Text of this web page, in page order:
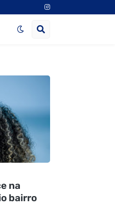
na
bairro